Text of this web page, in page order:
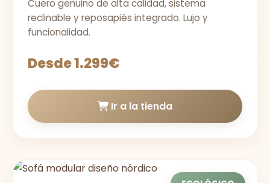
Cuero genuino de alta calidad, sistema
reclinable y reposapiés integrado. Lujo y
funcionalidad.
Desde 1.299€
Ir a la tienda